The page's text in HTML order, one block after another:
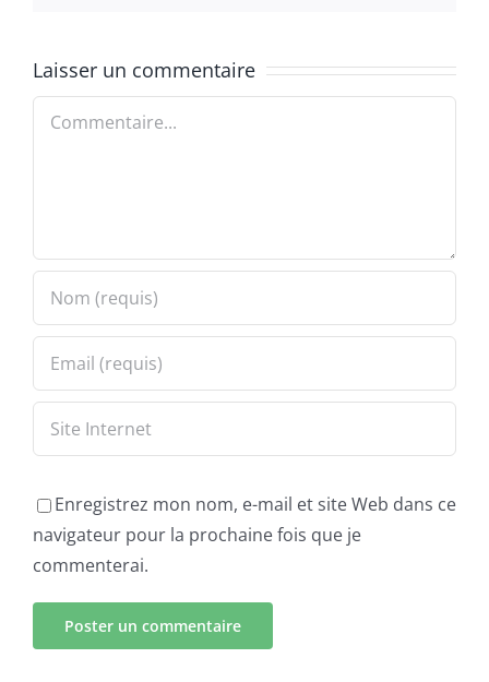
Laisser un commentaire
Commentaire
Enregistrez mon nom, e-mail et site Web dans ce
navigateur pour la prochaine fois que je
commenterai.